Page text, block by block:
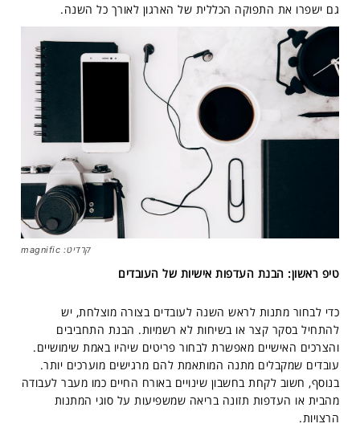
גם ישפרו את התפוקה הכללית של הארגון לאורך כל השנה.
קרדיט: magnific
טיפ ראשון: הבנת העדפות אישיות של העובדים
כדי לבחור מתנות לראש השנה לעובדים בצורה מוצלחת, יש
להתחיל בסקר קצר או בשיחות לא רשמיות. הבנת התחביבים
והצרכים האישיים מאפשרת לבחור פריטים שיהיו באמת שימושיים.
עובדים שמקבלים מתנה המותאמת להם מרגישים מוערכים יותר.
בנוסף, חשוב לקחת בחשבון שינויים באורח החיים כמו מעבר לעבודה
מהבית או העדפות תזונה בריאה שמשפיעות על סוגי המתנות
הרצויות.